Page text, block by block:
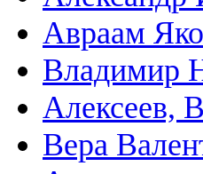
Авраам
Владимир
Алексеев,
Вера